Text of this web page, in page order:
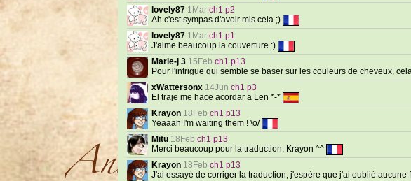
lovely87 1Mar ch1 p2
Ah c'est sympas d'avoir mis cela ;)
lovely87 1Mar ch1 p1
J'aime beaucoup la couverture :)
Marie-j 3 15Feb ch1 p13
Pour l'intrigue qui semble se baser sur les couleurs de cheveux,
xWattersonx 14Jun ch1 p3
El traje me hace acordar a Len *-*
Krayon 18Feb ch1 p13
Yeaaah I'm waiting them ! \o/
Mitu 18Feb ch1 p13
Merci beaucoup pour la traduction, Krayon ^^
Krayon 18Feb ch1 p13
J'ai essayé de corriger la traduction, j'espère que j'ai oublié